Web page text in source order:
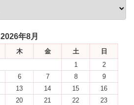
2026年8月
木 金 土
日
1
2
6 7 8
9
13 14 15
16
20 21 22
23